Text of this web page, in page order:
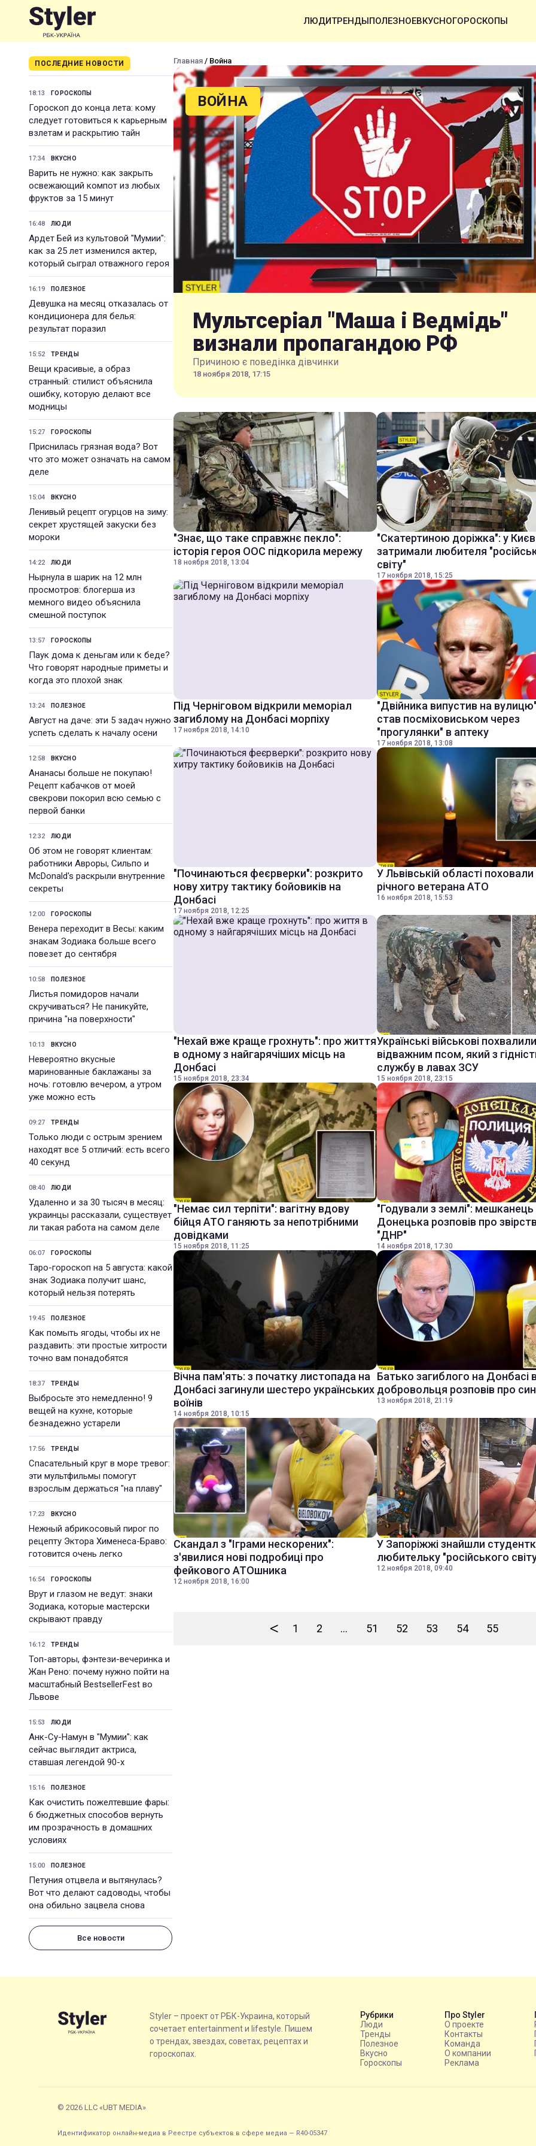
ЛЮДИТРЕНДЫПОЛЕЗНОЕВКУСНОГОРОСКОПЫ
ПОСЛЕДНИЕ НОВОСТИ
18:13 ГОРОСКОПЫ
Гороскоп до конца лета: кому
следует готовиться к карьерным
взлетам и раскрытию тайн
17:34 ВКУСНО
Варить не нужно: как закрыть
освежающий компот из любых
фруктов за 15 минут
16:48 ЛЮДИ
Ардет Бей из культовой "Мумии":
как за 25 лет изменился актер,
который сыграл отважного героя
16:19 ПОЛЕЗНОЕ
Девушка на месяц отказалась от
кондиционера для белья:
результат поразил
15:52 ТРЕНДЫ
Вещи красивые, а образ
странный: стилист объяснила
ошибку, которую делают все
модницы
15:27 ГОРОСКОПЫ
Приснилась грязная вода? Вот
что это может означать на самом
деле
15:04 ВКУСНО
Ленивый рецепт огурцов на зиму:
секрет хрустящей закуски без
мороки
14:22 ЛЮДИ
Нырнула в шарик на 12 млн
просмотров: блогерша из
мемного видео объяснила
смешной поступок
13:57 ГОРОСКОПЫ
Паук дома к деньгам или к беде?
Что говорят народные приметы и
когда это плохой знак
13:24 ПОЛЕЗНОЕ
Август на даче: эти 5 задач нужно
успеть сделать к началу осени
12:58 ВКУСНО
Ананасы больше не покупаю!
Рецепт кабачков от моей
свекрови покорил всю семью с
первой банки
12:32 ЛЮДИ
Об этом не говорят клиентам:
работники Авроры, Сильпо и
McDonald's раскрыли внутренние
секреты
12:00 ГОРОСКОПЫ
Венера переходит в Весы: каким
знакам Зодиака больше всего
повезет до сентября
10:58 ПОЛЕЗНОЕ
Листья помидоров начали
скручиваться? Не паникуйте,
причина "на поверхности"
10:13 ВКУСНО
Невероятно вкусные
маринованные баклажаны за
ночь: готовлю вечером, а утром
уже можно есть
09:27 ТРЕНДЫ
Только люди с острым зрением
находят все 5 отличий: есть всего
40 секунд
08:40 ЛЮДИ
Удаленно и за 30 тысяч в месяц:
украинцы рассказали, существует
ли такая работа на самом деле
06:07 ГОРОСКОПЫ
Таро-гороскоп на 5 августа: какой
знак Зодиака получит шанс,
который нельзя потерять
19:45 ПОЛЕЗНОЕ
Как помыть ягоды, чтобы их не
раздавить: эти простые хитрости
точно вам понадобятся
18:37 ТРЕНДЫ
Выбросьте это немедленно! 9
вещей на кухне, которые
безнадежно устарели
17:56 ТРЕНДЫ
Спасательный круг в море тревог:
эти мультфильмы помогут
взрослым держаться "на плаву"
17:23 ВКУСНО
Нежный абрикосовый пирог по
рецепту Эктора Хименеса-Браво:
готовится очень легко
16:54 ГОРОСКОПЫ
Врут и глазом не ведут: знаки
Зодиака, которые мастерски
скрывают правду
16:12 ТРЕНДЫ
Топ-авторы, фэнтези-вечеринка и
Жан Рено: почему нужно пойти на
масштабный BestsellerFest во
Львове
15:53 ЛЮДИ
Анк-Су-Намун в "Мумии": как
сейчас выглядит актриса,
ставшая легендой 90-х
15:16 ПОЛЕЗНОЕ
Как очистить пожелтевшие фары:
6 бюджетных способов вернуть
им прозрачность в домашних
условиях
15:00 ПОЛЕЗНОЕ
Петуния отцвела и вытянулась?
Вот что делают садоводы, чтобы
она обильно зацвела снова
Все новости
Главная / Война
ВОЙНА
Мультсеріал "Маша і Ведмідь"
визнали пропагандою РФ
Причиною є поведінка дівчинки
18 ноября 2018, 17:15
"Знає, що таке справжнє пекло":
історія героя ООС підкорила мережу
18 ноября 2018, 13:04
"Скатертиною доріжка": у
затримали любителя
світу"
17 ноября 2018, 15:25
Під Черніговом відкрили меморіал
загиблому на Донбасі морпіху
17 ноября 2018, 14:10
"Двійника випустив на
став посміховиськом через
"прогулянки" в аптеку
17 ноября 2018, 13:08
"Починаються феєрверки": розкрито
нову хитру тактику бойовиків на
Донбасі
17 ноября 2018, 12:25
У Львівській області
річного ветерана АТО
16 ноября 2018, 15:53
"Нехай вже краще грохнуть": про життя
в одному з найгарячіших місць на
Донбасі
15 ноября 2018, 23:34
Українські військові
відважним псом, який з
службу в лавах ЗСУ
15 ноября 2018, 23:15
"Немає сил терпіти": вагітну вдову
бійця АТО ганяють за непотрібними
довідками
15 ноября 2018, 11:25
"Годували з землі": мешканець
Донецька розповів про
"ДНР"
14 ноября 2018, 17:30
Вічна пам'ять: з початку листопада на
Донбасі загинули шестеро українських
воїнів
14 ноября 2018, 10:15
Батько загиблого на Донбасі
добровольця розповів про
13 ноября 2018, 21:19
Скандал з "Іграми нескорених":
з'явилися нові подробиці про
фейкового АТОшника
12 ноября 2018, 16:00
У Запоріжжі знайшли
любительку "російського
12 ноября 2018, 09:40
< 1 2 ... 51 52 53 54 55
Styler – проект от РБК-Украина, который
сочетает entertainment и lifestyle. Пишем
о трендах, звездах, советах, рецептах и
гороскопах.
Рубрики
Люди
Тренды
Полезное
Вкусно
Гороскопы
Про Styler
О проекте
Контакты
Команда
О компании
Реклама
© 2026 LLC «UBT MEDIA»
Идентификатор онлайн-медиа в Реестре субъектов в сфере медиа — R40-05347